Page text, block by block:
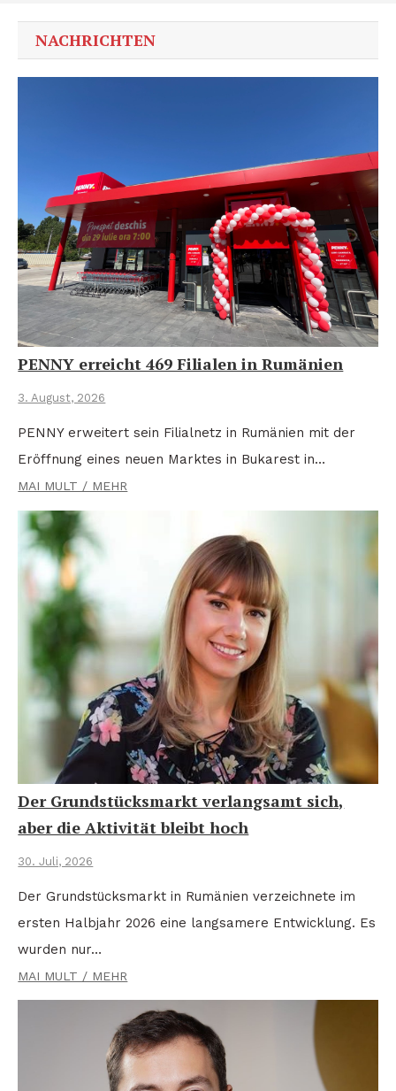
NACHRICHTEN
PENNY erreicht 469 Filialen in Rumänien
3. August, 2026
PENNY erweitert sein Filialnetz in Rumänien mit der
Eröffnung eines neuen Marktes in Bukarest in…
MAI MULT / MEHR
Der Grundstücksmarkt verlangsamt sich,
aber die Aktivität bleibt hoch
30. Juli, 2026
Der Grundstücksmarkt in Rumänien verzeichnete im
ersten Halbjahr 2026 eine langsamere Entwicklung. Es
wurden nur…
MAI MULT / MEHR